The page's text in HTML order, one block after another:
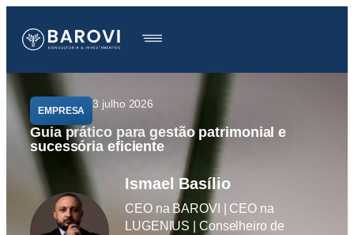
EMPRESA
3 julho 2026
Guia prático para gestão patrimonial e
sucessória eficiente
Ismael Basílio
CEO na BAROVI | CEO na
LUGENIUS | Conselheiro de